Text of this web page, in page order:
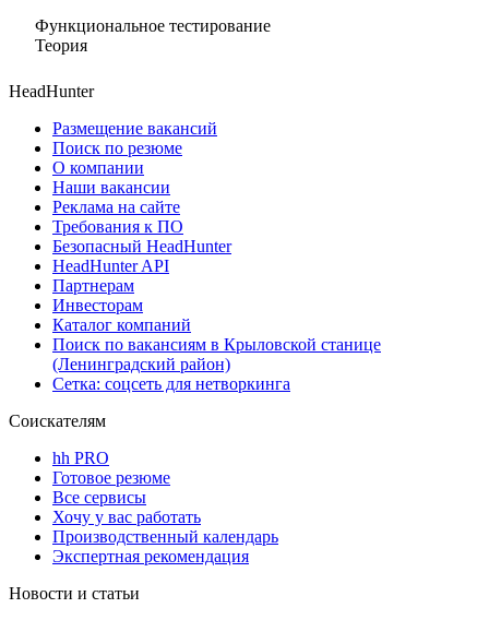
Функциональное тестирование
Теория
HeadHunter
Размещение вакансий
Поиск по резюме
О компании
Наши вакансии
Реклама на сайте
Требования к ПО
Безопасный HeadHunter
HeadHunter API
Партнерам
Инвесторам
Каталог компаний
Поиск по вакансиям в Крыловской станице
(Ленинградский район)
Сетка: соцсеть для нетворкинга
Соискателям
hh PRO
Готовое резюме
Все сервисы
Хочу у вас работать
Производственный календарь
Экспертная рекомендация
Новости и статьи